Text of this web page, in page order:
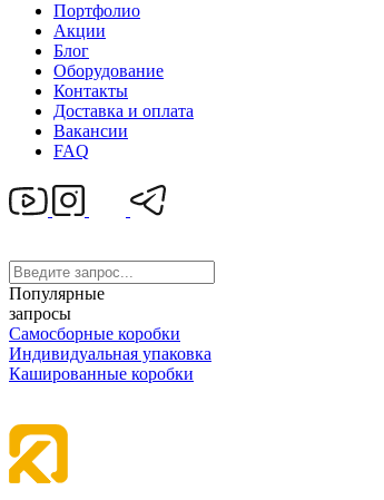
Портфолио
Акции
Блог
Оборудование
Контакты
Доставка и оплата
Вакансии
FAQ
Популярные
запросы
Самосборные коробки
Индивидуальная упаковка
Кашированные коробки